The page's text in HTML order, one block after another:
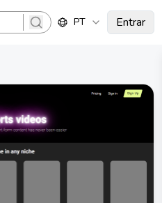
search
PT Entrar